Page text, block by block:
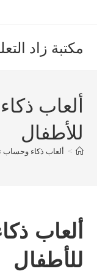
مكتبة زاد
ألعاب
للأطفال
> ألعاب ذكاء وحساب
ألعاب
للأطفال